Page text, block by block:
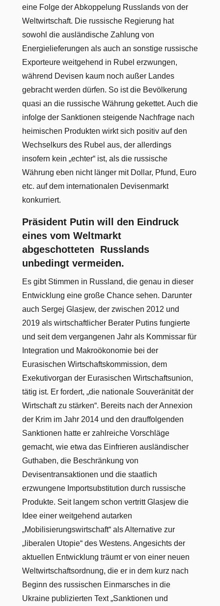
eine Folge der Abkoppelung Russlands von der
Weltwirtschaft. Die russische Regierung hat
sowohl die ausländische Zahlung von
Energielieferungen als auch an sonstige russische
Exporteure weitgehend in Rubel erzwungen,
während Devisen kaum noch außer Landes
gebracht werden dürfen. So ist die Bevölkerung
quasi an die russische Währung gekettet. Auch die
infolge der Sanktionen steigende Nachfrage nach
heimischen Produkten wirkt sich positiv auf den
Wechselkurs des Rubel aus, der allerdings
insofern kein „echter“ ist, als die russische
Währung eben nicht länger mit Dollar, Pfund, Euro
etc. auf dem internationalen Devisenmarkt
konkurriert.
Präsident Putin will den Eindruck
eines vom Weltmarkt
abgeschotteten Russlands
unbedingt vermeiden.
Es gibt Stimmen in Russland, die genau in dieser
Entwicklung eine große Chance sehen. Darunter
auch Sergej Glasjew, der zwischen 2012 und
2019 als wirtschaftlicher Berater Putins fungierte
und seit dem vergangenen Jahr als Kommissar für
Integration und Makroökonomie bei der
Eurasischen Wirtschaftskommission, dem
Exekutivorgan der Eurasischen Wirtschaftsunion,
tätig ist. Er fordert, „die nationale Souveränität der
Wirtschaft zu stärken“. Bereits nach der Annexion
der Krim im Jahr 2014 und den drauffolgenden
Sanktionen hatte er zahlreiche Vorschläge
gemacht, wie etwa das Einfrieren ausländischer
Guthaben, die Beschränkung von
Devisentransaktionen und die staatlich
erzwungene Importsubstitution durch russische
Produkte. Seit langem schon vertritt Glasjew die
Idee einer weitgehend autarken
„Mobilisierungswirtschaft“ als Alternative zur
„liberalen Utopie“ des Westens. Angesichts der
aktuellen Entwicklung träumt er von einer neuen
Weltwirtschaftsordnung, die er in dem kurz nach
Beginn des russischen Einmarsches in die
Ukraine publizierten Text „Sanktionen und